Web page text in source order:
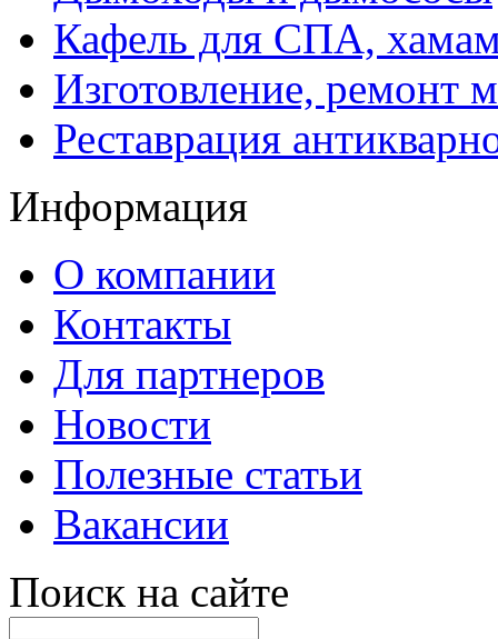
Кафель для СПА,
Изготовление, ремонт
Реставрация
Информация
О компании
Контакты
Для партнеров
Новости
Полезные статьи
Вакансии
Поиск на сайте